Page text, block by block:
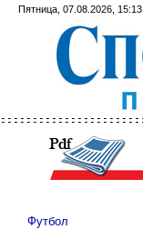
Пятница, 07.08.2026, 15:13
Футбол